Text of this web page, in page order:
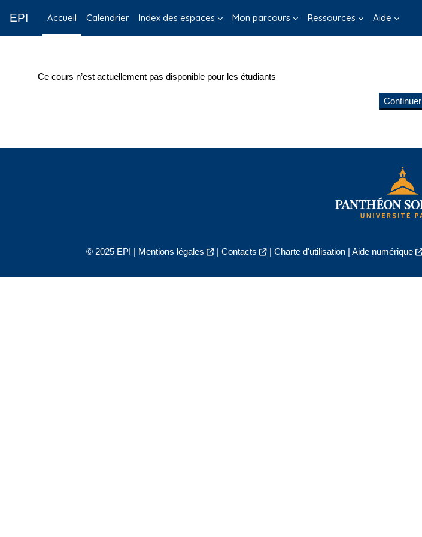
EPI Accueil Calendrier Index des espaces Mon parcours Ressources Aide
Ce cours n’est actuellement pas disponible pour les étudiants
Continuer
© 2025 EPI | Mentions légales | Contacts | Charte d'utilisation| Aide numérique